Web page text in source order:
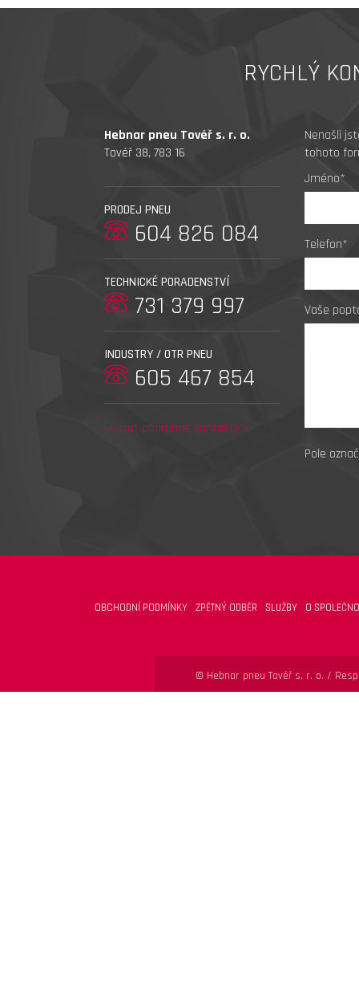
RYCHLÝ
Hebnar pneu Tovéř s. r. o.
Tovéř 38, 783 16
PRODEJ PNEU
604 826 084
TECHNICKÉ PORADENSTVÍ
731 379 997
INDUSTRY / OTR PNEU
605 467 854
ukázat podrobné kontakty »
Nenašli
tohoto
Jméno*
Telefon*
Vaše
Pole
OBCHODNÍ PODMÍNKY ZPĚTNÝ ODBĚR SLUŽBY O
© Hebnar pneu Tovéř s. r. o. /